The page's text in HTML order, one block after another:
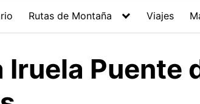
Rutas de Montaña Viajes
Iruela Puente